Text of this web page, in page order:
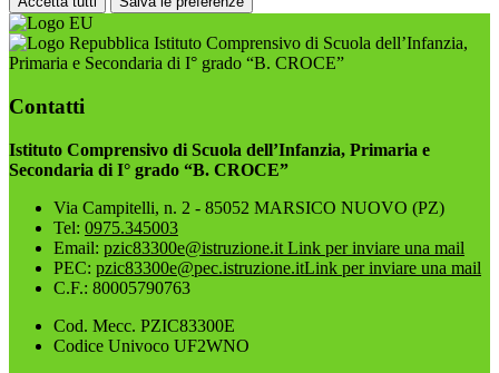
Istituto Comprensivo di Scuola dell’Infanzia,
Primaria e Secondaria di I° grado “B. CROCE”
Contatti
Istituto Comprensivo di Scuola dell’Infanzia, Primaria e
Secondaria di I° grado “B. CROCE”
Via Campitelli, n. 2 - 85052 MARSICO NUOVO (PZ)
Tel: 0975.345003
Email: pzic83300e@istruzione.it Link per inviare una mail
PEC: pzic83300e@pec.istruzione.itLink per inviare una mail
C.F.: 80005790763
Cod. Mecc. PZIC83300E
Codice Univoco UF2WNO